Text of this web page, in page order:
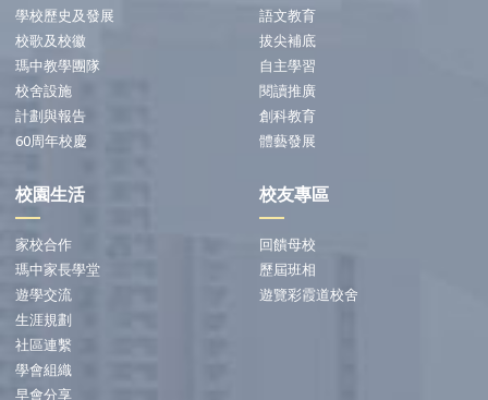
學校歷史及發展
校歌及校徽
瑪中教學團隊
校舍設施
計劃與報告
60周年校慶
語文教育
拔尖補底
自主學習
閱讀推廣
創科教育
體藝發展
校園生活
家校合作
瑪中家長學堂
遊學交流
生涯規劃
社區連繫
學會組織
早會分享
校友專區
回饋母校
歷屆班相
遊覽彩霞道校舍